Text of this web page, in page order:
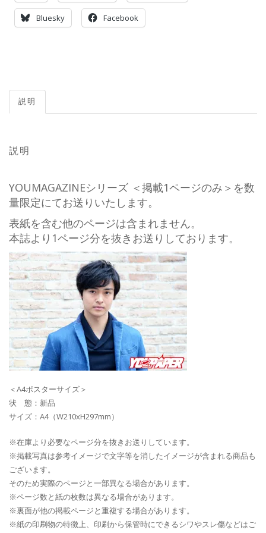
Bluesky Facebook
説明
説明
YOUMAGAZINEシリーズ ＜掲載1ページのみ＞を数
量限定にてお送りいたします。
表紙を含む他のページは含まれません。
本誌より1ページ分を抜きお送りしております。
＜A4ポスターサイズ＞
状 態：新品
サイズ：A4（W210xH297mm）
※在庫より必要なページ分を抜きお送りしています。
※掲載写真は参考イメージで文字等を消したイメージが含まれる商品も
ございます。
そのため実際のページと一部異なる場合があります。
※ページ数と紙の枚数は異なる場合があります。
※裏面が他の掲載ページと重複する場合があります。
※紙の印刷物の特徴上、印刷から保管時にできるシワやスレ傷などはご